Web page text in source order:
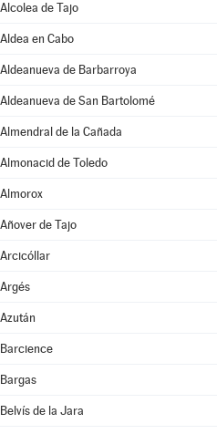
Alcolea de Tajo
Aldea en Cabo
Aldeanueva de Barbarroya
Aldeanueva de San Bartolomé
Almendral de la Cañada
Almonacid de Toledo
Almorox
Añover de Tajo
Arcicóllar
Argés
Azután
Barcience
Bargas
Belvís de la Jara